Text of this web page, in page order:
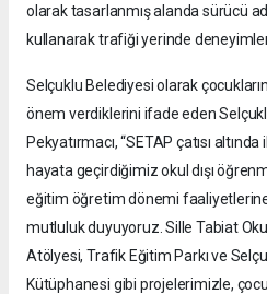
olarak tasarlanmış alanda sürücü
kullanarak trafiği yerinde
Selçuklu Belediyesi olarak
önem verdiklerini ifade eden
Pekyatırmacı, “SETAP çatısı
hayata geçirdiğimiz okul dışı
eğitim öğretim dönemi
mutluluk duyuyoruz. Sille Tabiat
Atölyesi, Trafik Eğitim Parkı ve
Kütüphanesi gibi projelerimizle,